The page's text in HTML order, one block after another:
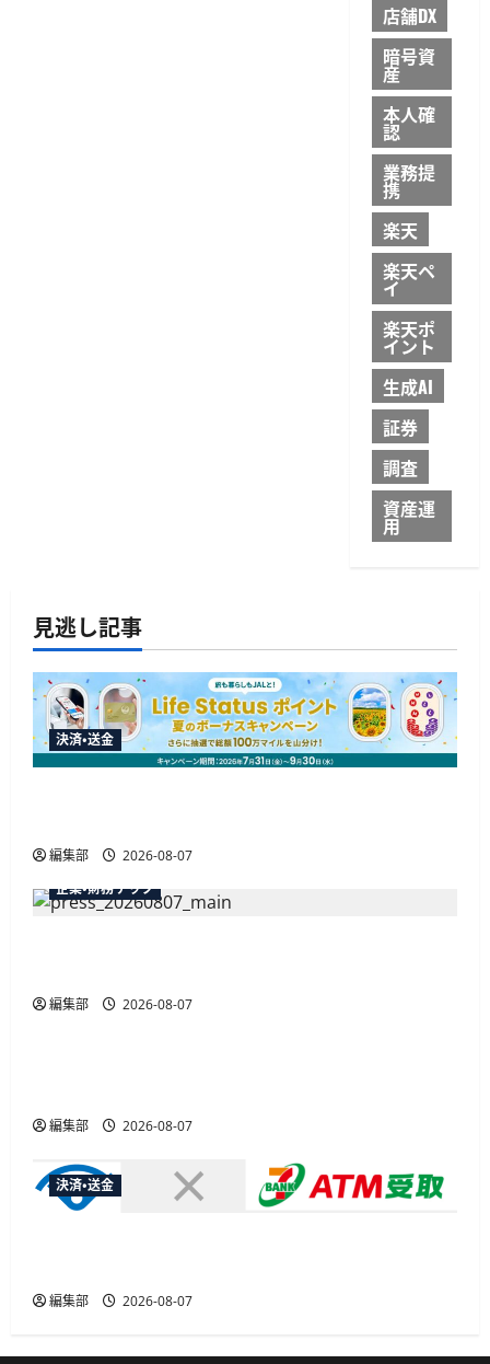
店舗DX
暗号資
産
本人確
認
業務提
携
楽天
楽天ペ
イ
楽天ポ
イント
生成AI
証券
調査
資産運
用
見逃し記事
決済・送金
編集部
2026-08-07
企業・財務テック
編集部 2026-08-07
広告
編集部 2026-08-07
決済・送金
編集部 2026-08-07